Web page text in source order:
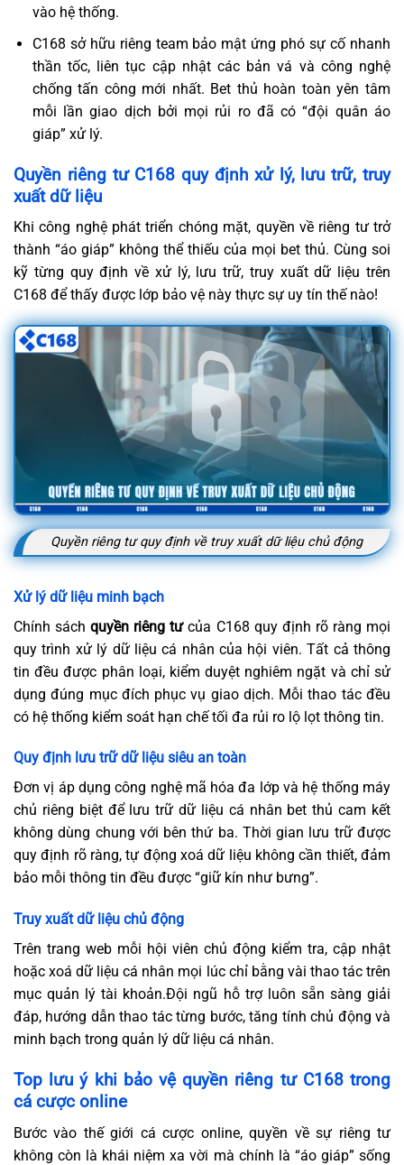
vào hệ thống.
C168 sở hữu riêng team bảo mật ứng phó sự cố nhanh
thần tốc, liên tục cập nhật các bản vá và công nghệ
chống tấn công mới nhất. Bet thủ hoàn toàn yên tâm
mỗi lần giao dịch bởi mọi rủi ro đã có “đội quân áo
giáp” xử lý.
Quyền riêng tư C168 quy định xử lý, lưu trữ, truy
xuất dữ liệu
Khi công nghệ phát triển chóng mặt, quyền về riêng tư trở
thành “áo giáp” không thể thiếu của mọi bet thủ. Cùng soi
kỹ từng quy định về xử lý, lưu trữ, truy xuất dữ liệu trên
C168 để thấy được lớp bảo vệ này thực sự uy tín thế nào!
Quyền riêng tư quy định về truy xuất dữ liệu chủ động
Xử lý dữ liệu minh bạch
Chính sáchquyền riêng tưcủa C168 quy định rõ ràng mọi
quy trình xử lý dữ liệu cá nhân của hội viên. Tất cả thông
tin đều được phân loại, kiểm duyệt nghiêm ngặt và chỉ sử
dụng đúng mục đích phục vụ giao dịch. Mỗi thao tác đều
có hệ thống kiểm soát hạn chế tối đa rủi ro lộ lọt thông tin.
Quy định lưu trữ dữ liệu siêu an toàn
Đơn vị áp dụng công nghệ mã hóa đa lớp và hệ thống máy
chủ riêng biệt để lưu trữ dữ liệu cá nhân bet thủ cam kết
không dùng chung với bên thứ ba. Thời gian lưu trữ được
quy định rõ ràng, tự động xoá dữ liệu không cần thiết, đảm
bảo mỗi thông tin đều được “giữ kín như bưng”.
Truy xuất dữ liệu chủ động
Trên trang web mỗi hội viên chủ động kiểm tra, cập nhật
hoặc xoá dữ liệu cá nhân mọi lúc chỉ bằng vài thao tác trên
mục quản lý tài khoản.Đội ngũ hỗ trợ luôn sẵn sàng giải
đáp, hướng dẫn thao tác từng bước, tăng tính chủ động và
minh bạch trong quản lý dữ liệu cá nhân.
Top lưu ý khi bảo vệ quyền riêng tư C168 trong
cá cược online
Bước vào thế giới cá cược online, quyền về sự riêng tư
không còn là khái niệm xa vời mà chính là “áo giáp” sống